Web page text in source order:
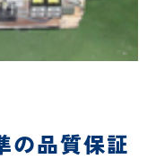
の品質保証